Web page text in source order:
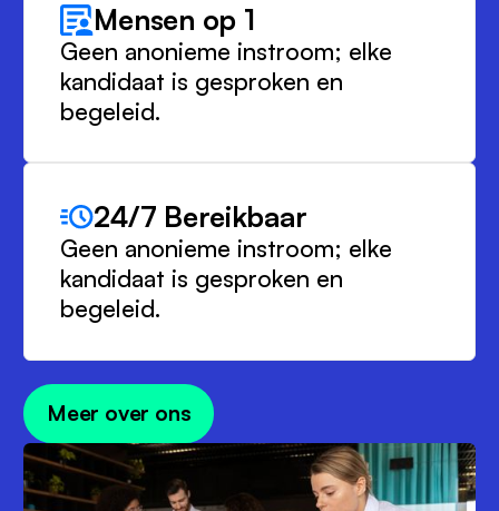
Mensen op 1
Geen anonieme instroom; elke
kandidaat is gesproken en
begeleid.
24/7 Bereikbaar
Geen anonieme instroom; elke
kandidaat is gesproken en
begeleid.
Meer over ons